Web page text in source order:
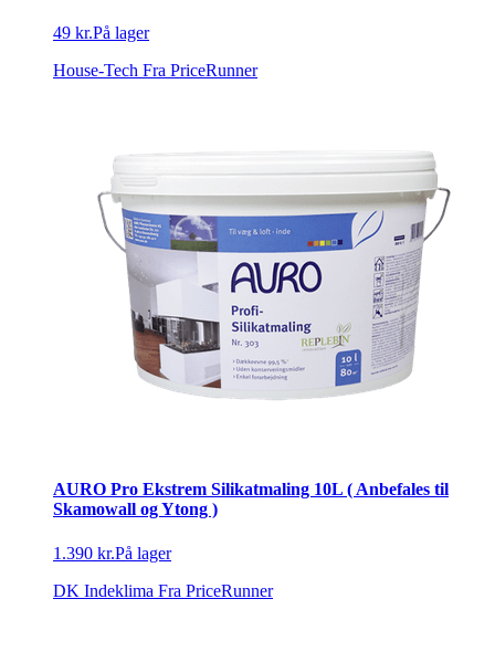
49 kr.På lager
House-Tech Fra PriceRunner
AURO Pro Ekstrem Silikatmaling 10L ( Anbefales til
Skamowall og Ytong )
1.390 kr.På lager
DK Indeklima Fra PriceRunner